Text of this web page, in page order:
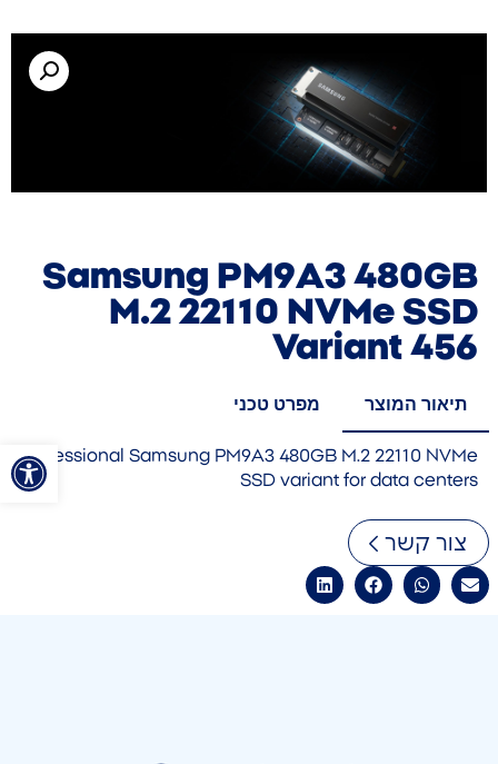
פתח
Samsung PM9A3 480GB
M.2 22110 NVMe SSD
Variant 456
תיאור המוצר מפרט טכני
Professional Samsung PM9A3 480GB M.2 22110 NVMe
SSD variant for data centers
צור קשר